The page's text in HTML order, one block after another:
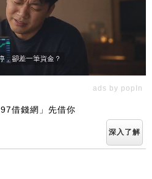
ads by popIn
借錢網」先借你
深入了解